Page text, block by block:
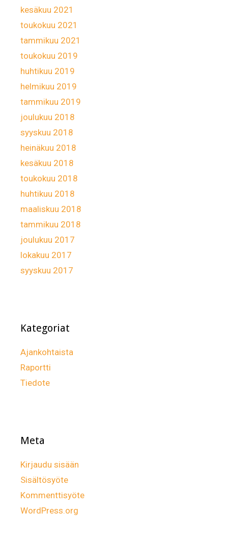
kesäkuu 2021
toukokuu 2021
tammikuu 2021
toukokuu 2019
huhtikuu 2019
helmikuu 2019
tammikuu 2019
joulukuu 2018
syyskuu 2018
heinäkuu 2018
kesäkuu 2018
toukokuu 2018
huhtikuu 2018
maaliskuu 2018
tammikuu 2018
joulukuu 2017
lokakuu 2017
syyskuu 2017
Kategoriat
Ajankohtaista
Raportti
Tiedote
Meta
Kirjaudu sisään
Sisältösyöte
Kommenttisyöte
WordPress.org